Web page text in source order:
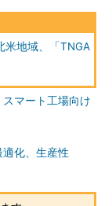
米地域、「TNGA
マート工場向け
化、生産性